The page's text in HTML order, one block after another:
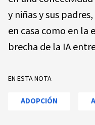
y niñas y sus
en casa como en la
brecha de la IA
EN ESTA NOTA
ADOPCIÓN